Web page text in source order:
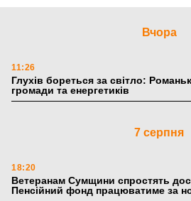
Вчора
11:26
Глухів бореться за світло:
громади та енергетиків
7 серпня
18:20
Ветеранам Сумщини спростять
Пенсійний фонд працюватиме за